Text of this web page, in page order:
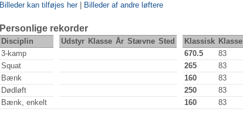
Billeder kan tilføjes her| Billeder af andre løftere
Personlige rekorder
Disciplin Udstyr Klasse År Stævne Sted Klassisk Klasse
3-kamp
670.5 83
Squat
265 83
Bænk
160 83
Dødløft
250 83
Bænk, enkelt
160 83